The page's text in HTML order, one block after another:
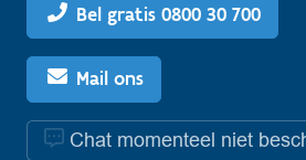
Bel gratis 0800 30 700
Mail ons
Chat momenteel niet